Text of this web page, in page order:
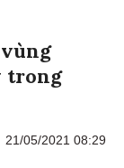
trong
21/05/2021 08:29